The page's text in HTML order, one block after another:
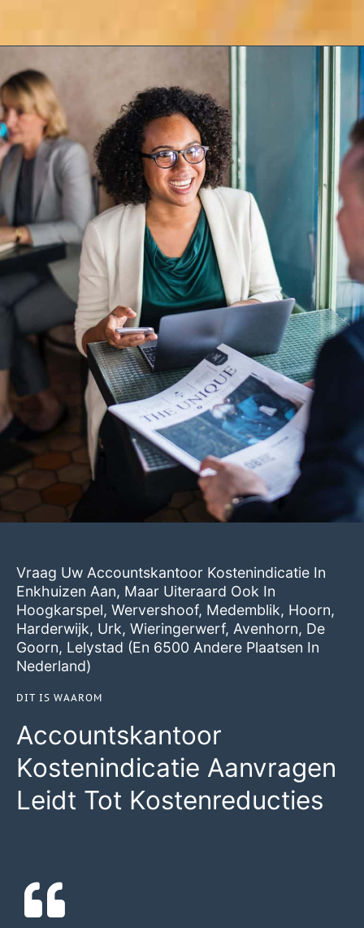
Vraag Uw Accountskantoor Kostenindicatie In
Enkhuizen Aan, Maar Uiteraard Ook In
Hoogkarspel, Wervershoof, Medemblik, Hoorn,
Harderwijk, Urk, Wieringerwerf, Avenhorn, De
Goorn, Lelystad (en 6500 Andere Plaatsen In
Nederland)
DIT IS WAAROM
Accountskantoor
Kostenindicatie Aanvragen
Leidt Tot Kostenreducties